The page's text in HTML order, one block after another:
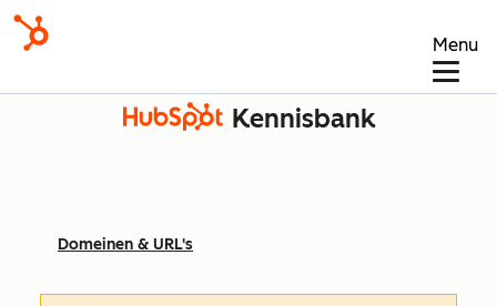
Menu
Kennisbank
Domeinen & URL's